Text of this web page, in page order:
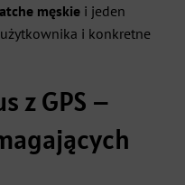
męskie i jeden
i konkretne
z GPS –